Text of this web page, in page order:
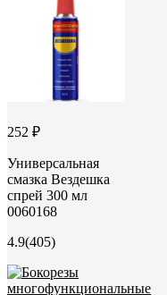
252 ₽
Универсальная
смазка Вездешка
спрей 300 мл
0060168
4.9(405)